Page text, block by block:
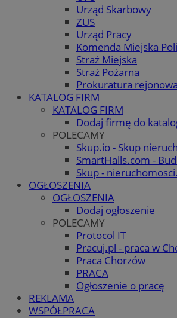
Urząd Skarbowy
ZUS
Urząd Pracy
Komenda Miejska
Straż Miejska
Straż Pożarna
Prokuratura rejonowa
KATALOG FIRM
KATALOG FIRM
Dodaj firmę do
POLECAMY
Skup.io - Skup
SmartHalls.com -
Skup -
OGŁOSZENIA
OGŁOSZENIA
Dodaj ogłoszenie
POLECAMY
Protocol IT
Pracuj.pl - praca w
Praca Chorzów
PRACA
Ogłoszenie o pracę
REKLAMA
WSPÓŁPRACA